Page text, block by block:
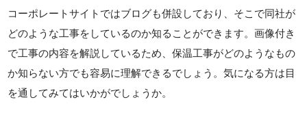
コーポレートサイトではブログも併設しており、そこで同社が
どのような工事をしているのか知ることができます。画像付き
で工事の内容を解説しているため、保温工事がどのようなもの
か知らない方でも容易に理解できるでしょう。気になる方は目
を通してみてはいかがでしょうか。